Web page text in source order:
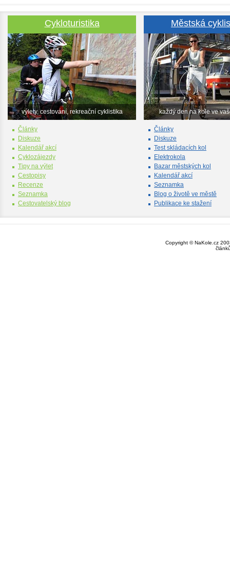
Cykloturistika
výlety, cestování, rekreační cyklistika
Články
Diskuze
Kalendář akcí
Cyklozájezdy
Tipy na výlet
Cestopisy
Recenze
Seznamka
Cestovatelský blog
Městská
každý den na kole ve
Články
Diskuze
Test skládacích kol
Elektrokola
Bazar městských kol
Kalendář akcí
Seznamka
Blog o životě ve městě
Publikace ke stažení
Copyright © NaKole.cz